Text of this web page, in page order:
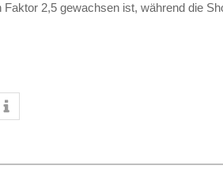
2,5 gewachsen ist, während die